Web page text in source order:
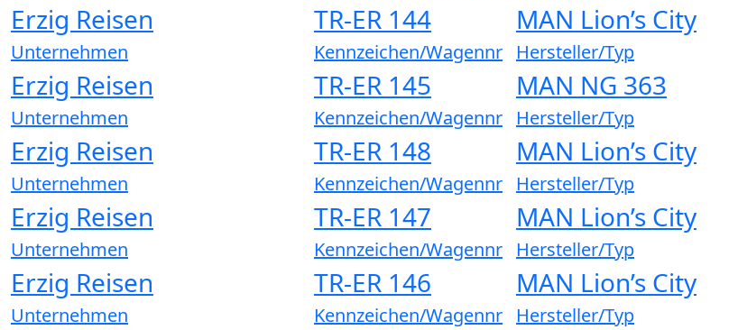
Erzig Reisen TR-ER 144 MAN Lion’s City
Unternehmen
Erzig Reisen
Kennzeichen/Wagennr
TR-ER 145
Hersteller/Typ
MAN NG 363
Unternehmen
Erzig Reisen
Kennzeichen/Wagennr
TR-ER 148
Hersteller/Typ
MAN Lion’s City
Unternehmen
Erzig Reisen
Kennzeichen/Wagennr
TR-ER 147
Hersteller/Typ
MAN Lion’s City
Unternehmen
Erzig Reisen
Kennzeichen/Wagennr
TR-ER 146
Hersteller/Typ
MAN Lion’s City
Unternehmen Kennzeichen/Wagennr Hersteller/Typ